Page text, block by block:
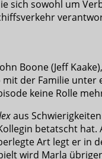
sich sowohl um
Boone (Jeff
der Familie
keine Rolle
aus
betatscht
Art legt er
wird Marla